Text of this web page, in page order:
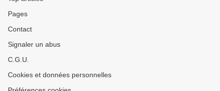
Pages
Contact
Signaler un abus
C.G.U.
Cookies et données personnelles